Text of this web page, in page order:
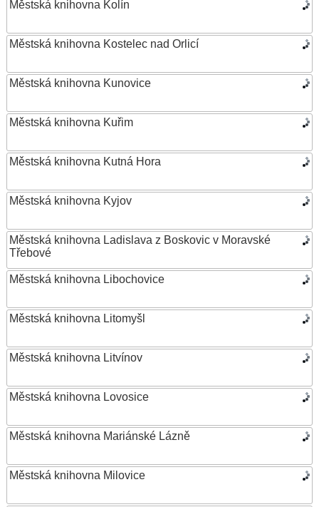
Městská knihovna Kolín
Městská knihovna Kostelec nad Orlicí
Městská knihovna Kunovice
Městská knihovna Kuřim
Městská knihovna Kutná Hora
Městská knihovna Kyjov
Městská knihovna Ladislava z Boskovic v Moravské
Třebové
Městská knihovna Libochovice
Městská knihovna Litomyšl
Městská knihovna Litvínov
Městská knihovna Lovosice
Městská knihovna Mariánské Lázně
Městská knihovna Milovice